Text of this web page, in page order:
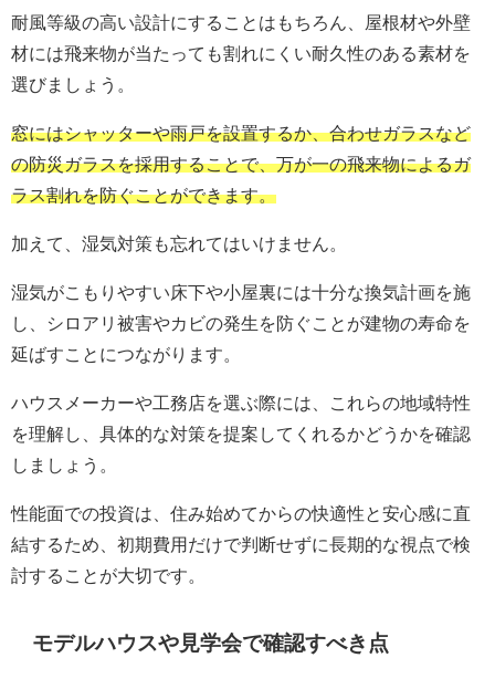
耐風等級の高い設計にすることはもちろん、屋根材や外壁
材には飛来物が当たっても割れにくい耐久性のある素材を
選びましょう。
窓にはシャッターや雨戸を設置するか、合わせガラスなど
の防災ガラスを採用することで、万が一の飛来物によるガ
ラス割れを防ぐことができます。
加えて、湿気対策も忘れてはいけません。
湿気がこもりやすい床下や小屋裏には十分な換気計画を施
し、シロアリ被害やカビの発生を防ぐことが建物の寿命を
延ばすことにつながります。
ハウスメーカーや工務店を選ぶ際には、これらの地域特性
を理解し、具体的な対策を提案してくれるかどうかを確認
しましょう。
性能面での投資は、住み始めてからの快適性と安心感に直
結するため、初期費用だけで判断せずに長期的な視点で検
討することが大切です。
モデルハウスや見学会で確認すべき点